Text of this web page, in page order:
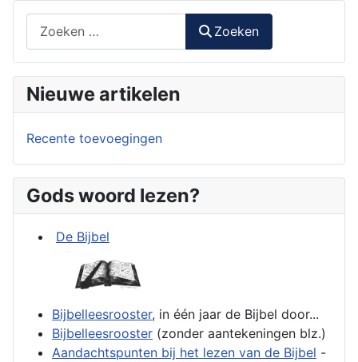
Zoeken
Nieuwe artikelen
Recente toevoegingen
Gods woord lezen?
De Bijbel
Bijbelleesrooster, in één jaar de Bijbel door...
Bijbelleesrooster (zonder aantekeningen blz.)
Aandachtspunten bij het lezen van de Bijbel -